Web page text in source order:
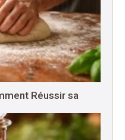
Réussir sa